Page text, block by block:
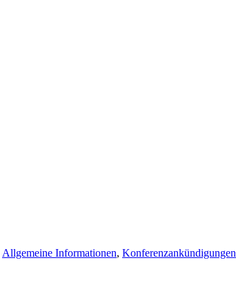
Allgemeine Informationen, Konferenzankündigungen